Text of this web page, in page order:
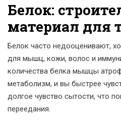
Белок:
материал для
Белок часто недооценивают,
для мышц, кожи, волос и
количества белка мышцы
метаболизм, и вы быстрее
долгое чувство сытости, что
переедания.